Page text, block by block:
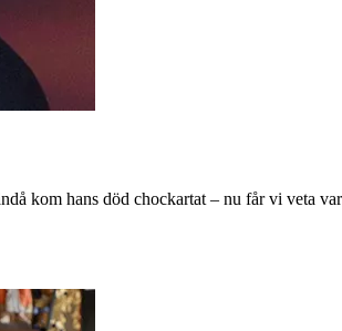
kom hans död chockartat – nu får vi veta